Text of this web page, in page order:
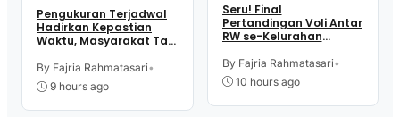
Pengukuran Terjadwal
Hadirkan Kepastian
Waktu, Masyarakat Tak
Layanan Pertanahan
By Fajria Rahmatasari•
9 hours ago
Seru! Final
Pertandingan Voli Antar
RW se-Kelurahan
Sambut HUT RI
By Fajria Rahmatasari•
10 hours ago